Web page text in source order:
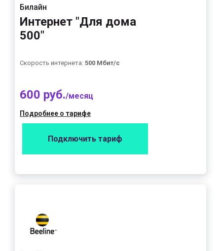
Билайн
Интернет "Для дома
500"
Скорость интернета: 500 Мбит/с
600 руб./месяц
Подробнее о тарифе
Подключить тариф